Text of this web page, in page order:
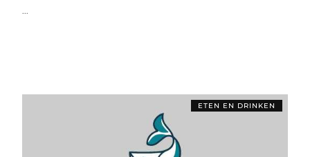
...
ETEN EN DRINKEN